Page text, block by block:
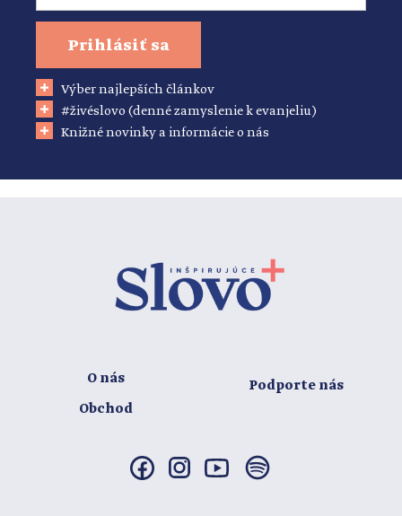
Prihlásiť sa
Výber najlepších článkov
#živéslovo (denné zamyslenie k evanjeliu)
Knižné novinky a informácie o nás
O nás
Obchod
Podporte nás